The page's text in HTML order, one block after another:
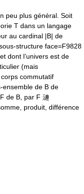
peu plus général. Soit
T dans un langage
au cardinal |B| de
structure face=F9828
dont l’univers est de
(mais
commutatif
ensemble de B de
de B, par F 漣
produit, différence